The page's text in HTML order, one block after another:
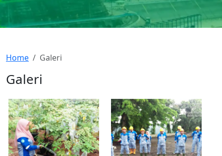
Home Galeri
Galeri